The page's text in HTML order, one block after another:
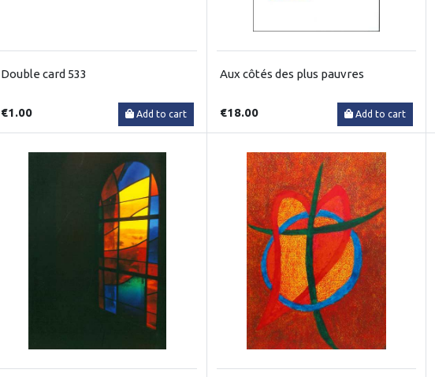
Double card 533
€1.00 Add to cart
Aux côtés des plus pauvres
€18.00 Add to cart